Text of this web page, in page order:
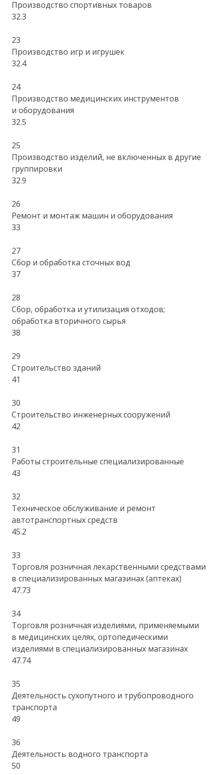
Производство спортивных товаров
32.3
23
Производство игр и игрушек
32.4
24
Производство медицинских инструментов
и оборудования
32.5
25
Производство изделий, не включенных в другие
группировки
32.9
26
Ремонт и монтаж машин и оборудования
33
27
Сбор и обработка сточных вод
37
28
Сбор, обработка и утилизация отходов;
обработка вторичного сырья
38
29
Строительство зданий
41
30
Строительство инженерных сооружений
42
31
Работы строительные специализированные
43
32
Техническое обслуживание и ремонт
автотранспортных средств
45.2
33
Торговля розничная лекарственными средствами
в специализированных магазинах (аптеках)
47.73
34
Торговля розничная изделиями, применяемыми
в медицинских целях, ортопедическими
изделиями в специализированных магазинах
47.74
35
Деятельность сухопутного и трубопроводного
транспорта
49
36
Деятельность водного транспорта
50